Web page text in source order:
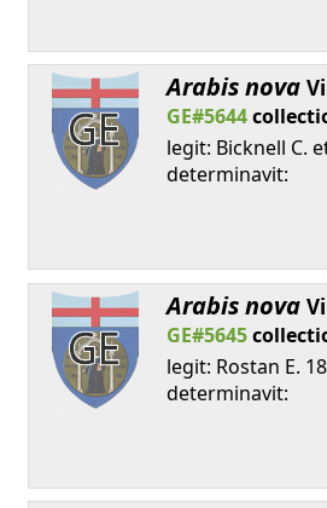
Arabisnova
GE#5644
legit: Bicknell C.
determinavit:
Arabisnova
GE#5645
legit: Rostan E.
determinavit: